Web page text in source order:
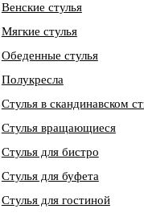
Венские стулья
Мягкие стулья
Обеденные стулья
Полукресла
Стулья в скандинавском
Стулья вращающиеся
Стулья для бистро
Стулья для буфета
Стулья для гостиной